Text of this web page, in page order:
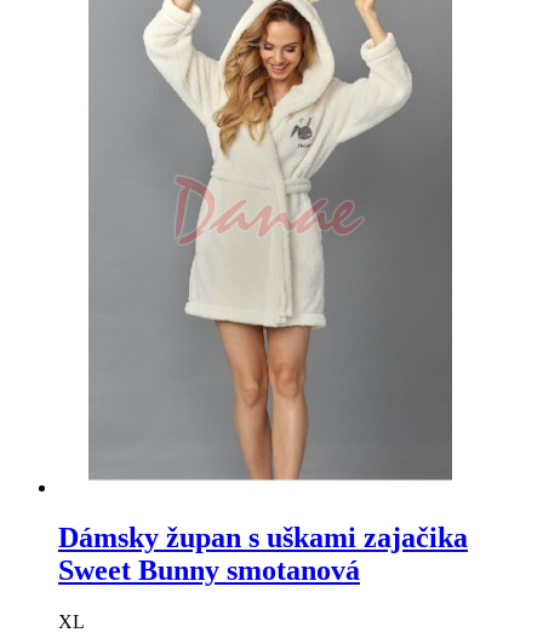
Dámsky župan s uškami zajačika
Sweet Bunny smotanová
XL